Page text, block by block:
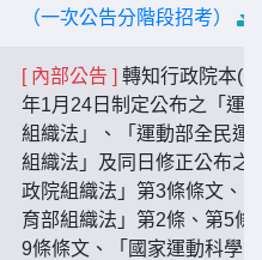
（一次公告分階段招考）
[ 內部公告 ] 轉知行政院本
年1月24日制定公布之「運
組織法」、「運動部全民運
組織法」及同日修正公布之
政院組織法」第3條條文、
育部組織法」第2條、第5條
9條條文、「國家運動科學